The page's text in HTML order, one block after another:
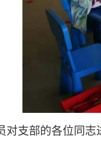
对支部的各位同